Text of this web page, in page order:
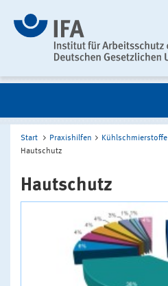
Start Praxishilfen Kühlschmierstoffe
Hautschutz
Hautschutz